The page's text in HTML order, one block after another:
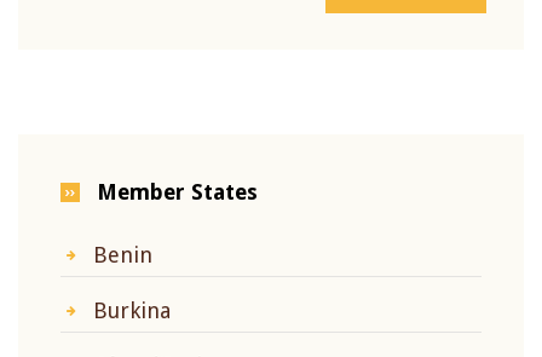
Member States
Benin
Burkina